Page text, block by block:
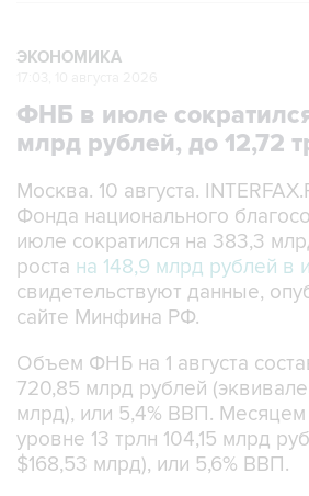
ЭКОНОМИКА
ФНБ в июле
млрд рублей, до 12,72
Москва. 10 августа.
Фонда национального
июле сократился на 383,3
роста на 148,9 млрд рублей в
свидетельствуют данные,
сайте Минфина РФ.
Объем ФНБ на 1 августа
720,85 млрд рублей
млрд), или 5,4% ВВП.
уровне 13 трлн 104,15 млрд
$168,53 млрд), или 5,6% ВВП.